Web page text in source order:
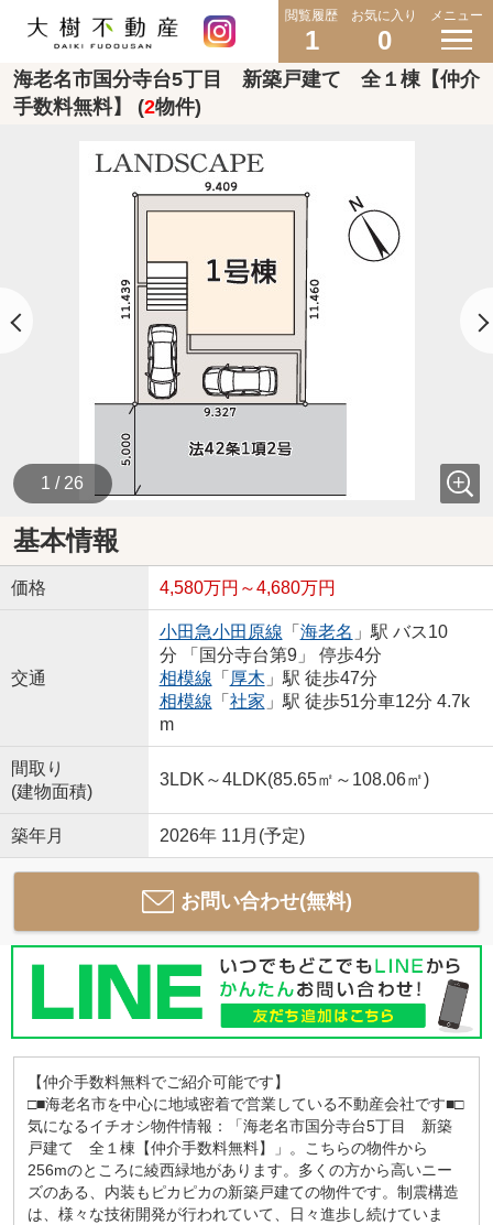
閲覧履歴
1
お気に入り
0
メニュー
海老名市国分寺台5丁目 新築戸建て 全１棟【仲介
手数料無料】 (2物件)
1 / 26
基本情報
価格 4,580万円～4,680万円
交通
小田急小田原線 「 海老名 」駅 バス10
分 「国分寺台第9」 停歩4分
相模線 「 厚木 」駅 徒歩47分
相模線 「 社家 」駅 徒歩51分車12分 4.7k
m
間取り
(建物面積)
3LDK～4LDK(85.65㎡～108.06㎡)
築年月 2026年 11月(予定)
お問い合わせ(無料)
【仲介手数料無料でご紹介可能です】
□■海老名市を中心に地域密着で営業している不動産会社です■□
気になるイチオシ物件情報：「海老名市国分寺台5丁目 新築
戸建て 全１棟【仲介手数料無料】」。こちらの物件から
256mのところに綾西緑地があります。多くの方から高いニー
ズのある、内装もピカピカの新築戸建ての物件です。制震構造
は、様々な技術開発が行われていて、日々進歩し続けていま